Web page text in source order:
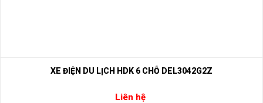
XE ĐIỆN DU LỊCH HDK 6 CHỖ DEL3042G2Z
Liên hệ